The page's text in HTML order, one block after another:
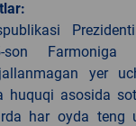
son Farmoniga
yer
huquqi asosida
har oyda teng